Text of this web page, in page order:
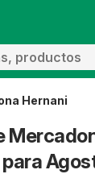
Hernani